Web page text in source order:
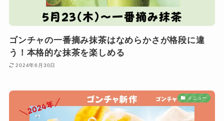
ゴンチャの一番摘み抹茶はなめらかさが格段に違
う！本格的な抹茶を楽しめる
2024年6月30日
メニュー